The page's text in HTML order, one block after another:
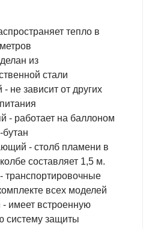
тепло в
из
стали
не зависит от других
- работает на баллоном
бутан
- столб пламени в
составляет 1,5 м.
транспортировочные
всех моделей
имеет встроенную
систему защиты